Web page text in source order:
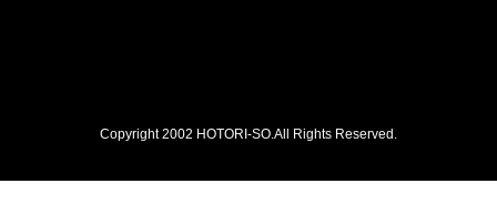
Copyright 2002 HOTORI-SO.All Rights Reserved.